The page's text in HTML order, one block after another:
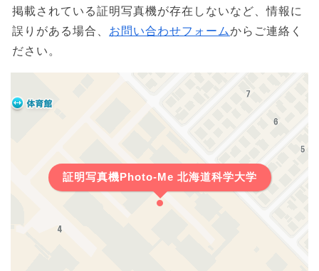
掲載されている証明写真機が存在しないなど、情報に
誤りがある場合、 お問い合わせフォームからご連絡く
ださい。
証明写真機Photo-Me 北海道科学大学